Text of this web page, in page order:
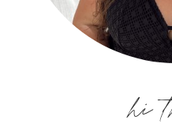
hi